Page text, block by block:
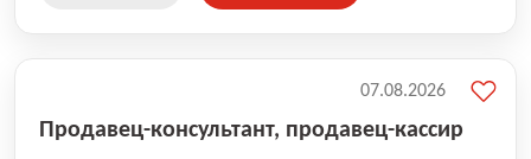
Продавец-консультант, продавец-кассир
07.08.2026